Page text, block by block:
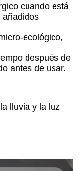
cuando está
añadidos
ecológico,
después de
antes de usar.
lluvia y la luz